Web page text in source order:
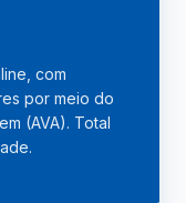
com
por meio do
(AVA). Total